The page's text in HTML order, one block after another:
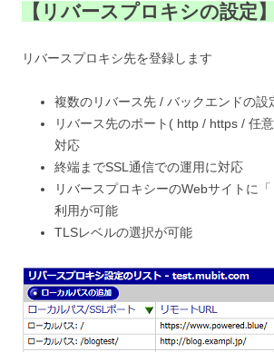
【リバースプロキシの設定】
リバースプロキシ先を登録します
複数のリバース先 / バックエンドの設
リバース先のポート( http / https / 任
対応
終端までSSL通信での運用に対応
リバースプロキシーのWebサイトに
利用が可能
TLSレベルの選択が可能